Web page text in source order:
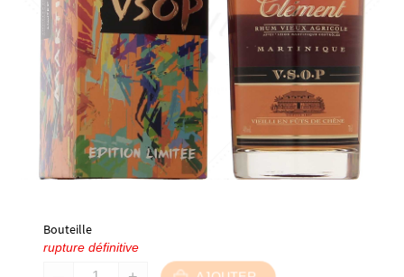
Bouteille
rupture définitive